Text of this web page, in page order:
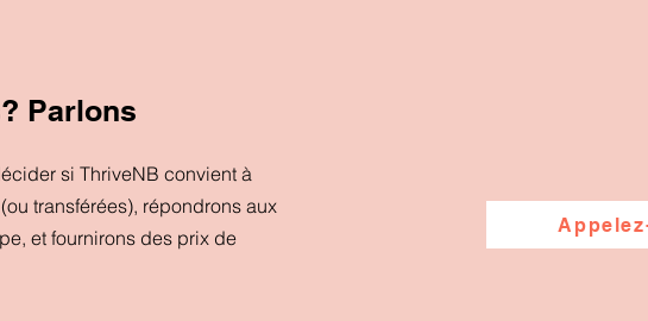
Parlons
si ThriveNB convient à
transférées), répondrons aux
et fournirons des prix de